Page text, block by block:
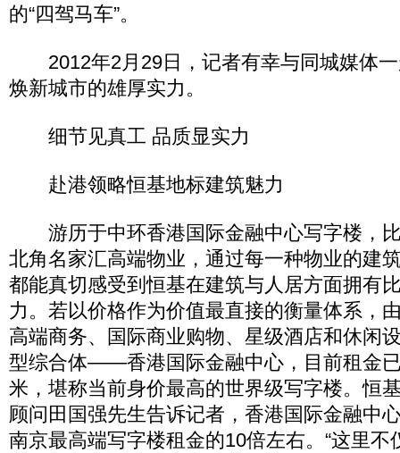
的“四驾马车”。
2012年2月29日，记者有幸与同城媒体一
焕新城市的雄厚实力。
细节见真工 品质显实力
赴港领略恒基地标建筑魅力
游历于中环香港国际金融中心写字楼，
北角名家汇高端物业，通过每一种物业的建
都能真切感受到恒基在建筑与人居方面拥有
力。若以价格作为价值最直接的衡量体系，
高端商务、国际商业购物、星级酒店和休闲
型综合体――香港国际金融中心，目前租金
米，堪称当前身价最高的世界级写字楼。恒
顾问田国强先生告诉记者，香港国际金融中
南京最高端写字楼租金的10倍左右。“这里不